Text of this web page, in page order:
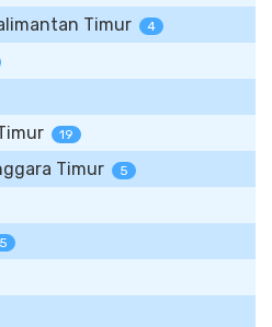
Timur 4
19
Timur 5